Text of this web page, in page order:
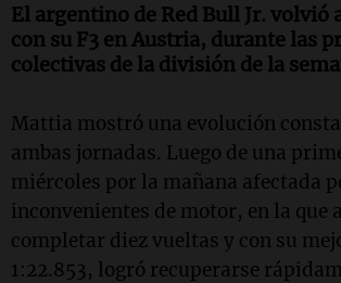
El argentino de Red Bull Jr. volvió
con su F3 en Austria, durante las
colectivas de la división de la
Mattia mostró una evolución
ambas jornadas. Luego de una
miércoles por la mañana afectada
inconvenientes de motor, en la que
completar diez vueltas y con su
1:22.853, logró recuperarse